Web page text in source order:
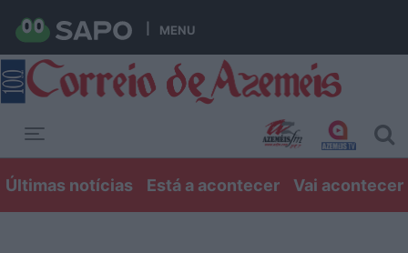
MENU
Últimas notícias Está a acontecer Vai acontecer